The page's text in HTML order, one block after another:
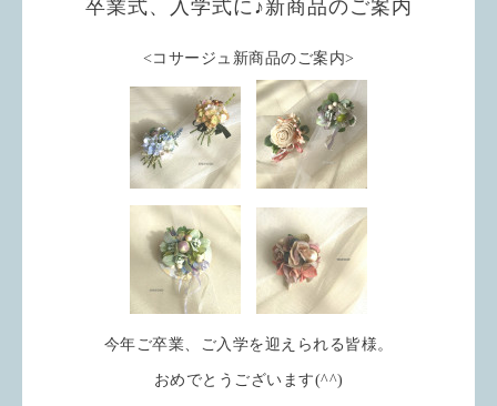
卒業式、入学式に♪新商品のご案内
<コサージュ新商品のご案内>
今年ご卒業、ご入学を迎えられる皆様。
おめでとうございます(^^)